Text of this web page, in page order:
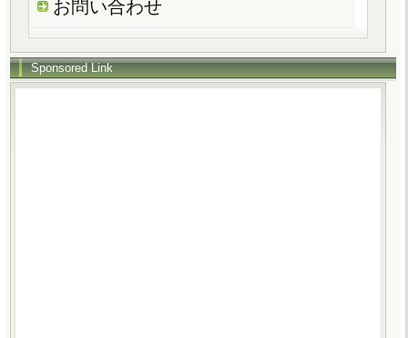
お問い合わせ
Sponsored Link